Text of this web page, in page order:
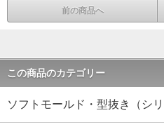
前の商品へ
この商品のカテゴリー
ソフトモールド・型抜き（シ